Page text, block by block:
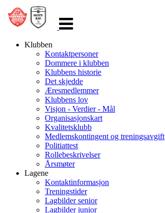
navigasjon
Klubben
Kontaktpersoner
Dommere i klubben
Klubbens historie
Det skjedde
Æresmedlemmer
Klubbens lov
Visjon - Verdier - Mål
Organisasjonskart
Kvalitetsklubb
Medlemskontingent og treningsavgift
Politiattest
Rollebeskrivelser
Årsmøter
Lagene
Kontaktinformasjon
Treningstider
Lagbilder senior
Lagbilder junior